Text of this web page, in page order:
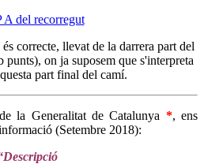
A del recorregut
correcte, llevat de la darrera part del
punts), on ja suposem que s'interpreta
part final del camí.
la Generalitat de Catalunya *, ens
(Setembre 2018):